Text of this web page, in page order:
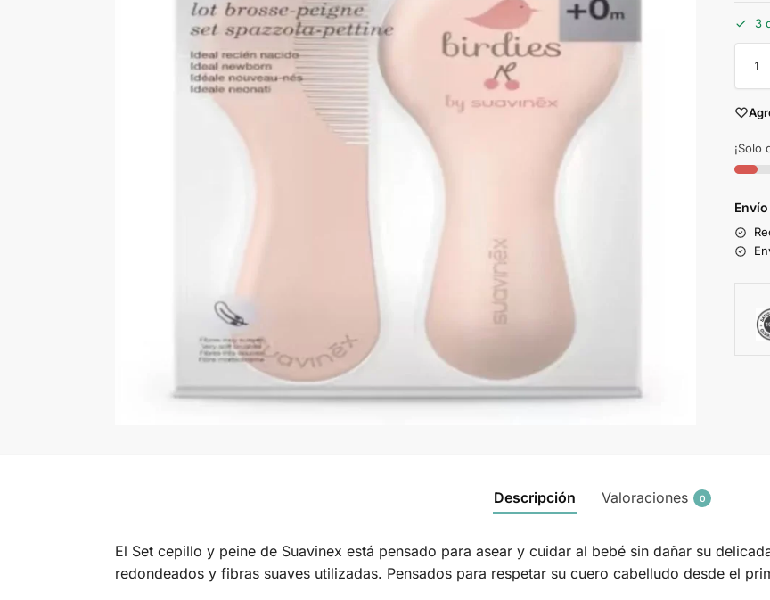
3
¡Solo
Descripción Valoraciones 0
El Set cepillo y peine de Suavinex está pensado para asear y cuidar al bebé sin dañar su
redondeados y fibras suaves utilizadas. Pensados para respetar su cuero cabelludo desde el